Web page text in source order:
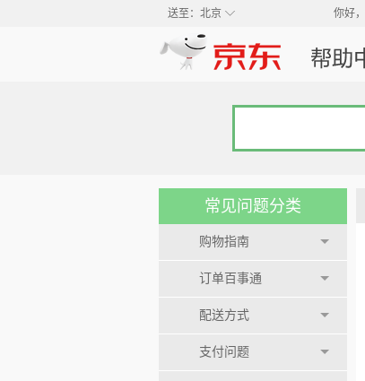
◇
送至： 北京 你好，
常见问题分类
购物指南
订单百事通
配送方式
支付问题